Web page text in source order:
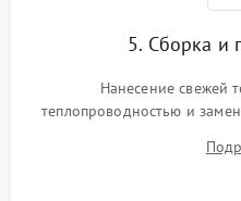
5. Сборка и
Нанесение свежей
теплопроводностью и
шлейфов, модулей памяти и